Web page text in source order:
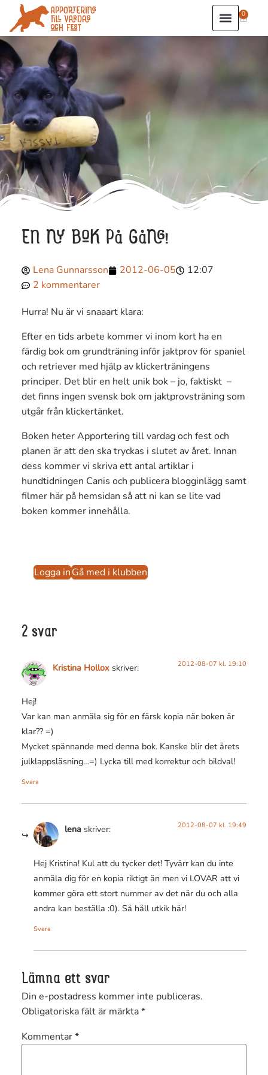
0
EN NY BOK PÅ GÅNG!
Lena Gunnarsson 2012-06-05
12:07
2 kommentarer
Hurra! Nu är vi snaaart klara:
Efter en tids arbete kommer vi inom kort ha en
färdig bok om grundträning inför jaktprov för spaniel
och retriever med hjälp av klickerträningens
principer. Det blir en helt unik bok – jo, faktiskt –
det finns ingen svensk bok om jaktprovsträning som
utgår från klickertänket.
Boken heter Apportering till vardag och fest och
planen är att den ska tryckas i slutet av året. Innan
dess kommer vi skriva ett antal artiklar i
hundtidningen Canis och publicera blogginlägg samt
filmer här på hemsidan så att ni kan se lite vad
boken kommer innehålla.
Logga inGå med i klubben
2 svar
Kristina Hollox skriver: 2012-08-07 kl. 19:10
Hej!
Var kan man anmäla sig för en färsk kopia när boken är
klar?? =)
Mycket spännande med denna bok. Kanske blir det årets
julklappsläsning…=) Lycka till med korrektur och bildval!
Svara
lena skriver: 2012-08-07 kl. 19:49
Hej Kristina! Kul att du tycker det! Tyvärr kan du inte
anmäla dig för en kopia riktigt än men vi LOVAR att vi
kommer göra ett stort nummer av det när du och alla
andra kan beställa :0). Så håll utkik här!
Svara
Lämna ett svar
Din e-postadress kommer inte publiceras.
Obligatoriska fält är märkta*
Kommentar*